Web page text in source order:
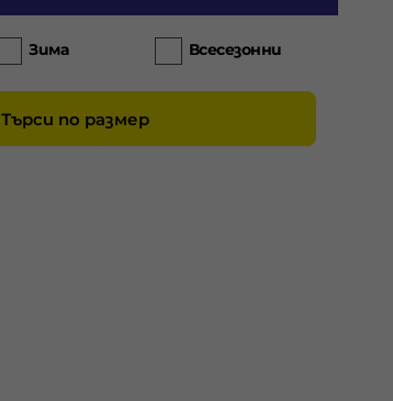
Зима Всесезонни
Търси по размер